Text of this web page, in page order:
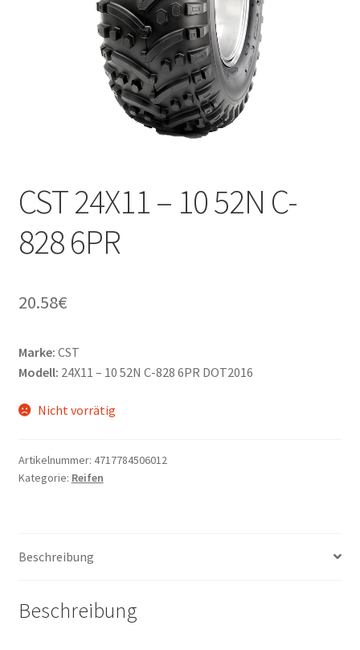
CST 24X11 – 10 52N C-
828 6PR
20.58€
Marke: CST
Modell: 24X11 – 10 52N C-828 6PR DOT2016
Nicht vorrätig
Artikelnummer: 4717784506012
Kategorie: Reifen
Beschreibung
Beschreibung